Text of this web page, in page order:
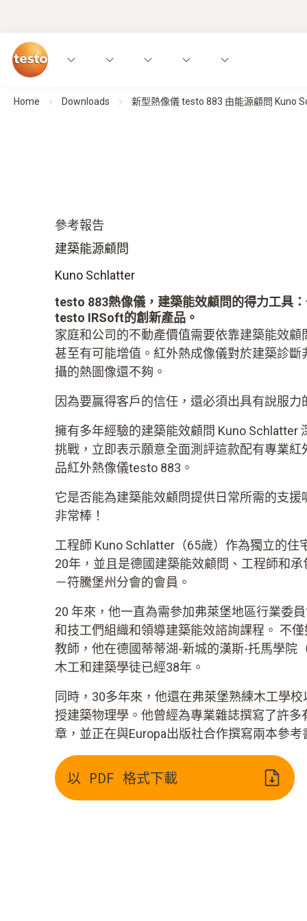
Home Downloads 新型熱像儀 testo 883 由能源顧問 Kuno
參考報告
建築能源顧問
Kuno Schlatter
testo 883熱像儀，建築能效顧問的得力工具
testo IRSoft的創新產品。
家庭和公司的不動產價值需要依靠建築能效
甚至有可能增值。紅外熱成像儀對於建築診
攝的熱圖像還不夠。
因為要贏得客戶的信任，還必須出具有說服
擁有多年經驗的建築能效顧問 Kuno Schlatter
挑戰，立即表示願意全面測評這款配有專業
品紅外熱像儀testo 883。
它是否能為建築能效顧問提供日常所需的支
非常棒！
工程師 Kuno Schlatter（65歲）作為獨立的住
20年，並且是德國建築能效顧問、工程師和
－符騰堡州分會的會員。
20 年來，他一直為需參加弗萊堡地區行業委
和技工們組織和領導建築能效諮詢課程。 不
教師，他在德國蒂蒂湖-新城的漢斯-托馬學院
木工和建築學徒已經38年。
同時，30多年來，他還在弗萊堡熟練木工學
授建築物理學。他曾經為專業雜誌撰寫了許
章，並正在與Europa出版社合作撰寫兩本參考
以 PDF 格式下載